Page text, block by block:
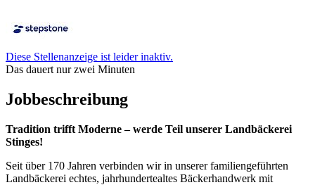
Diese Stellenanzeige ist leider inaktiv.
Das dauert nur zwei Minuten
Jobbeschreibung
Tradition trifft Moderne – werde Teil unserer Landbäckerei
Stinges!
Seit über 170 Jahren verbinden wir in unserer familiengeführten
Landbäckerei echtes, jahrhundertealtes Bäckerhandwerk mit